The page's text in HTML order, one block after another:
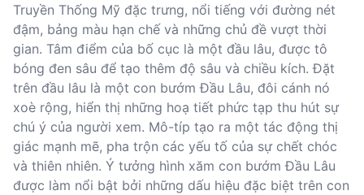
Truyền Thống Mỹ đặc trưng, nổi tiếng với đường nét
đậm, bảng màu hạn chế và những chủ đề vượt thời
gian. Tâm điểm của bố cục là một đầu lâu, được tô
bóng đen sâu để tạo thêm độ sâu và chiều kích. Đặt
trên đầu lâu là một con bướm Đầu Lâu, đôi cánh nó
xoè rộng, hiển thị những hoạ tiết phức tạp thu hút sự
chú ý của người xem. Mô-típ tạo ra một tác động thị
giác mạnh mẽ, pha trộn các yếu tố của sự chết chóc
và thiên nhiên. Ý tưởng hình xăm con bướm Đầu Lâu
được làm nổi bật bởi những dấu hiệu đặc biệt trên con